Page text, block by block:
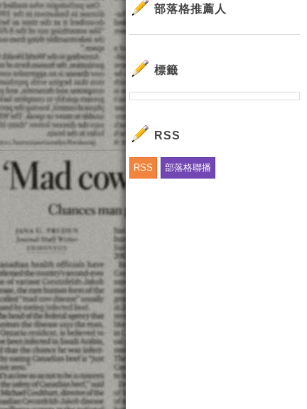
部落格推薦人
標籤
RSS
RSS 部落格聯播